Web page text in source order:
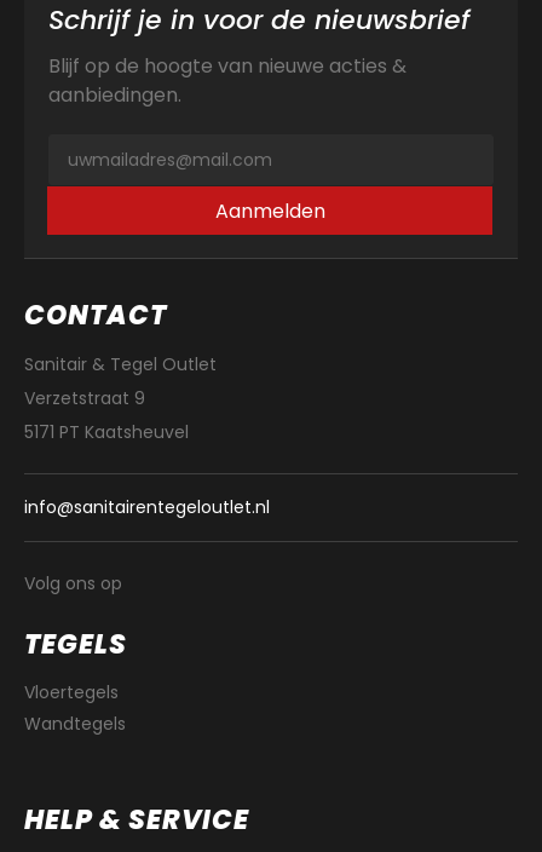
Schrijf je in voor de nieuwsbrief
Blijf op de hoogte van nieuwe acties &
aanbiedingen.
Aanmelden
CONTACT
Sanitair & Tegel Outlet
Verzetstraat 9
5171 PT Kaatsheuvel
info@sanitairentegeloutlet.nl
Volg ons op
TEGELS
Vloertegels
Wandtegels
HELP & SERVICE